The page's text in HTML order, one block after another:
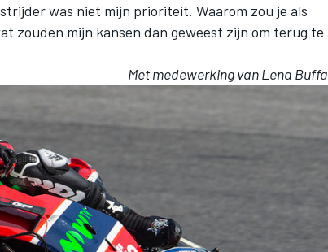
was niet mijn prioriteit. Waarom zou je als
zouden mijn kansen dan geweest zijn om terug te
Met medewerking van Lena Buffa